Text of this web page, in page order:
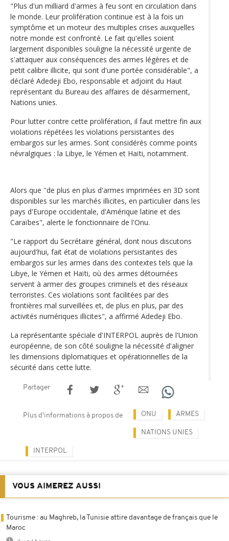
"Plus d'un milliard d'armes à feu sont en circulation dans
le monde. Leur prolifération continue est à la fois un
symptôme et un moteur des multiples crises auxquelles
notre monde est confronté. Le fait qu'elles soient
largement disponibles souligne la nécessité urgente de
s'attaquer aux conséquences des armes légères et de
petit calibre illicite, qui sont d'une portée considérable", a
déclaré Adedeji Ebo, responsable et adjoint du Haut
représentant du Bureau des affaires de désarmement,
Nations unies.
Pour lutter contre cette prolifération, il faut mettre fin aux
violations répétées les violations persistantes des
embargos sur les armes. Sont considérés comme points
névralgiques : la Libye, le Yémen et Haïti, notamment.
Alors que ''de plus en plus d'armes imprimées en 3D sont
disponibles sur les marchés illicites, en particulier dans les
pays d'Europe occidentale, d'Amérique latine et des
Caraïbes", alerte le fonctionnaire de l'Onu.
"Le rapport du Secrétaire général, dont nous discutons
aujourd'hui, fait état de violations persistantes des
embargos sur les armes dans des contextes tels que la
Libye, le Yémen et Haïti, où des armes détournées
servent à armer des groupes criminels et des réseaux
terroristes. Ces violations sont facilitées par des
frontières mal surveillées et, de plus en plus, par des
activités numériques illicites", a affirmé Adedeji Ebo.
La représentante spéciale d'INTERPOL auprès de l'Union
européenne, de son côté souligne la nécessité d'aligner
les dimensions diplomatiques et opérationnelles de la
sécurité dans cette lutte.
Partager
Plus d'informations à propos de ONU ARMES
NATIONS UNIES
INTERPOL
VOUS AIMEREZ AUSSI
Tourisme : au Maghreb, la Tunisie attire davantage de français que le
Maroc